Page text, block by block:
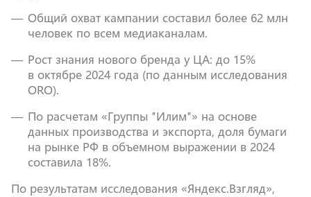
Общий охват кампании составил более 62 млн
человек по всем медиаканалам.
Рост знания нового бренда у ЦА: до 15%​
в октябре 2024 года (по данным исследования
ORO).
По расчетам «Группы "Илим"» на основе
данных производства и экспорта, доля бумаги
на рынке РФ в объемном выражении в 2024
составила 18%.
По результатам исследования «Яндекс.Взгляд»,